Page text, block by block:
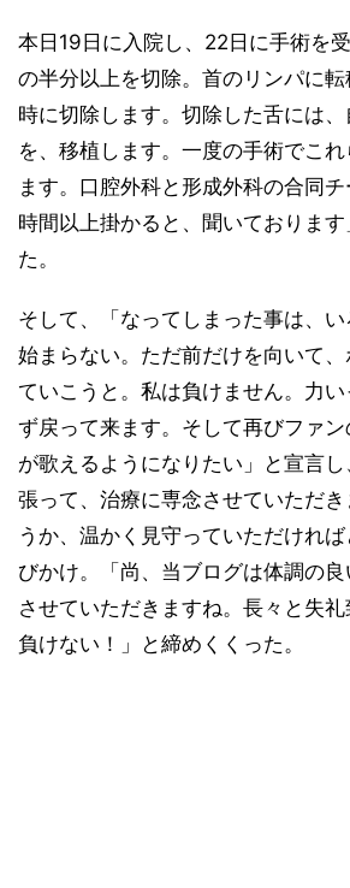
本日19日に入院し、22日に手術を
の半分以上を切除。首のリンパに
時に切除します。切除した舌には
を、移植します。一度の手術でこ
ます。口腔外科と形成外科の合同
時間以上掛かると、聞いております
た。
そして、「なってしまった事は、
始まらない。ただ前だけを向いて
ていこうと。私は負けません。力
ず戻って来ます。そして再びファ
が歌えるようになりたい」と宣言
張って、治療に専念させていただ
うか、温かく見守っていただけれ
びかけ。「尚、当ブログは体調の
させていただきますね。長々と失
負けない！」と締めくくった。